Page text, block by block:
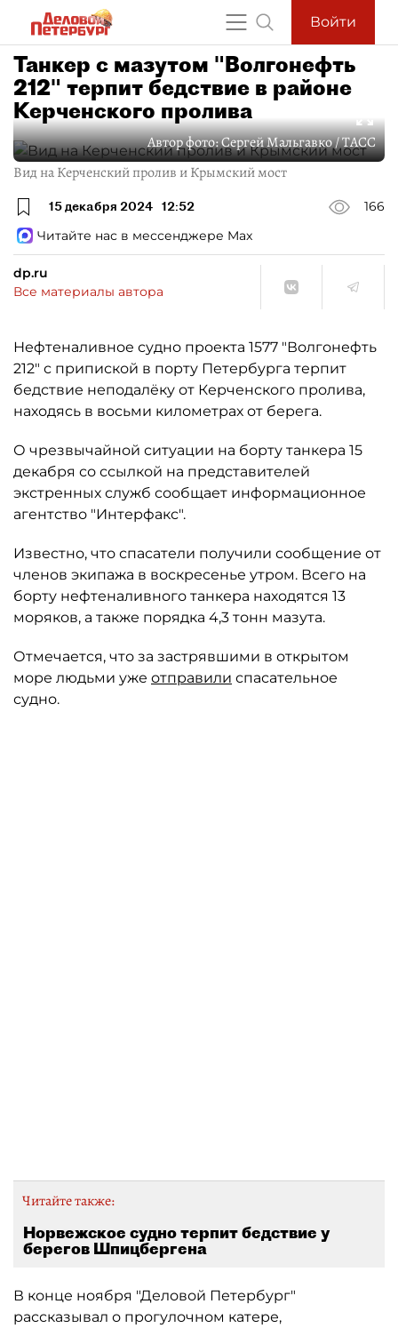
Войти
Танкер с мазутом "Волгонефть
212" терпит бедствие в районе
Керченского пролива
Автор фото:Сергей Мальгавко / ТАСС
Вид на Керченский пролив и Крымский мост
15 декабря 2024 12:52
166
Читайте нас в мессенджере Max
dp.ru
Все материалы автора
Нефтеналивное судно проекта 1577 "Волгонефть
212" с припиской в порту Петербурга терпит
бедствие неподалёку от Керченского пролива,
находясь в восьми километрах от берега.
О чрезвычайной ситуации на борту танкера 15
декабря со ссылкой на представителей
экстренных служб сообщает информационное
агентство "Интерфакс".
Известно, что спасатели получили сообщение от
членов экипажа в воскресенье утром. Всего на
борту нефтеналивного танкера находятся 13
моряков, а также порядка 4,3 тонн мазута.
Отмечается, что за застрявшими в открытом
море людьми уже отправили спасательное
судно.
Читайте также:
Норвежское судно терпит бедствие у
берегов Шпицбергена
В конце ноября "Деловой Петербург"
рассказывал о прогулочном катере,